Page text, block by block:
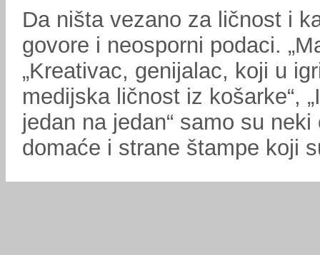
Da ništa vezano za ličnost i
govore i neosporni podaci.
„Kreativac, genijalac, koji u
medijska ličnost iz košarke“,
jedan na jedan“ samo su
domaće i strane štampe koji